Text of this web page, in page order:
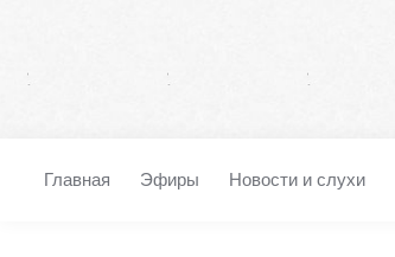
Главная Эфиры Новости и слухи